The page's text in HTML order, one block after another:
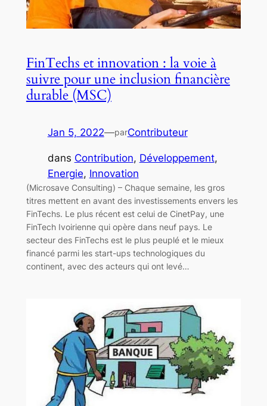
FinTechs et innovation : la voie à
suivre pour une inclusion financière
durable (MSC)
Jan 5, 2022—parContributeur
dans Contribution, Développement
Energie, Innovation
(Microsave Consulting) – Chaque semaine, les gros
titres mettent en avant des investissements envers les
FinTechs. Le plus récent est celui de CinetPay, une
FinTech Ivoirienne qui opère dans neuf pays. Le
secteur des FinTechs est le plus peuplé et le mieux
financé parmi les start-ups technologiques du
continent, avec des acteurs qui ont levé…